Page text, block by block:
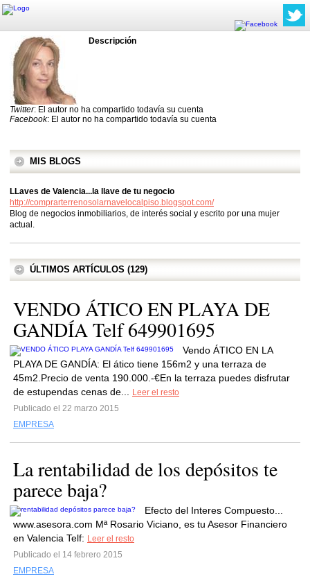
Descripción
Twitter: El autor no ha compartido todavía su cuenta
Facebook: El autor no ha compartido todavía su cuenta
MIS BLOGS
LLaves de Valencia...la llave de tu negocio
http://comprarterrenosolarnavelocalpiso.blogspot.com/
Blog de negocios inmobiliarios, de interés social y escrito por una mujer
actual.
ÚLTIMOS ARTÍCULOS (129)
VENDO ÁTICO EN PLAYA DE
GANDÍA Telf 649901695
Vendo ÁTICO EN LA
PLAYA DE GANDÍA: El ático tiene 156m2 y una terraza de
45m2.Precio de venta 190.000.-€En la terraza puedes disfrutar
de estupendas cenas de...
Leer el resto
Publicado el 22 marzo 2015
EMPRESA
La rentabilidad de los depósitos te
parece baja?
Efecto del Interes Compuesto...
www.asesora.com Mª Rosario Viciano, es tu Asesor Financiero
en Valencia Telf: Leer el resto
Publicado el 14 febrero 2015
EMPRESA